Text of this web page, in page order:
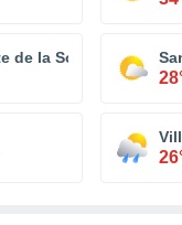
de la Sonsierra